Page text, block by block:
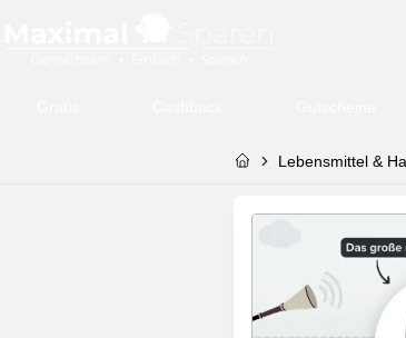
Lebensmittel &